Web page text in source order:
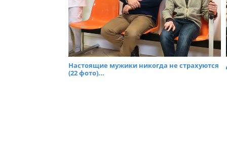
Настоящие мужики никогда не страхуются
(22 фото)...